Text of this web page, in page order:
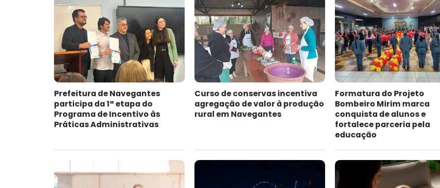
Prefeitura de Navegantes
participa da 1ª etapa do
Programa de Incentivo às
Práticas Administrativas
Curso de conservas incentiva
agregação de valor à produção
rural em Navegantes
Formatura do Projeto
Bombeiro Mirim marca
conquista de alunos e
fortalece parceria pela
educação